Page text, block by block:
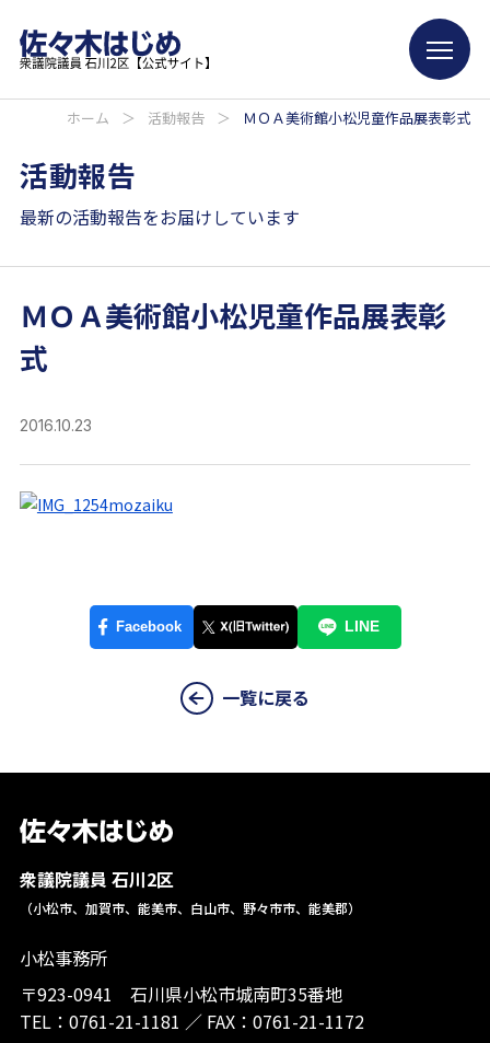
ホーム ＞ 活動報告 ＞ ＭＯＡ美術館小松児童作品展表彰式
活動報告
最新の活動報告をお届けしています
ＭＯＡ美術館小松児童作品展表彰
式
2016.10.23
一覧に戻る
衆議院議員 石川2区
（小松市、加賀市、能美市、白山市、野々市市、能美郡）
小松事務所
〒923-0941 石川県小松市城南町35番地
TEL： 0761-21-1181 ／ FAX：0761-21-1172